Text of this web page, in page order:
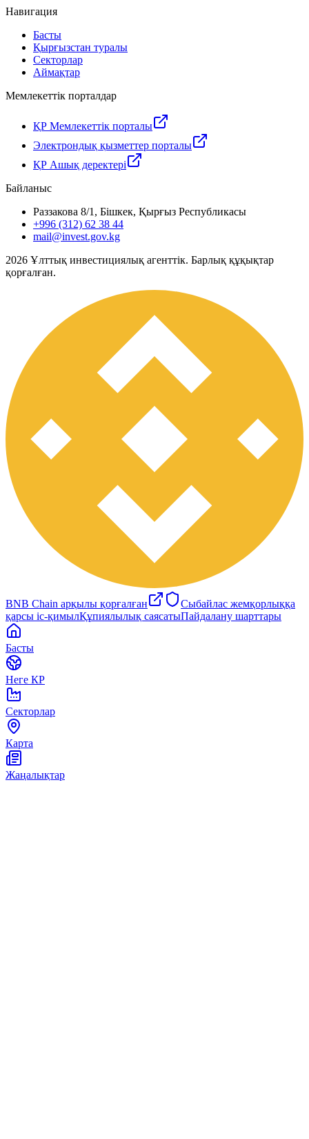
Навигация
Басты
Қырғызстан туралы
Секторлар
Аймақтар
Мемлекеттік порталдар
ҚР Мемлекеттік порталы
Электрондық қызметтер порталы
ҚР Ашық деректері
Байланыс
Раззакова 8/1, Бішкек, Қырғыз Республикасы
+996 (312) 62 38 44
mail@invest.gov.kg
2026 Ұлттық инвестициялық агенттік. Барлық құқықтар
қорғалған.
BNB Chain арқылы қорғалған
Сыбайлас жемқорлыққа
қарсы іс-қимылҚұпиялылық саясатыПайдалану шарттары
Басты
Неге КР
Секторлар
Карта
Жаңалықтар